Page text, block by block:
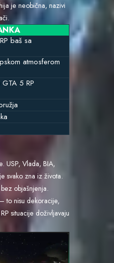
je neobična, nazivi
baš sa
atmosferom
5 RP
USP, Vlada, BIA,
svako zna iz života.
objašnjenja.
to nisu dekoracije,
situacije doživljavaju